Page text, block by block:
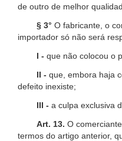
de outro de melhor
§ 3° O fabricante, o
importador só não será
I - que não colocou o
II - que, embora haja
defeito inexiste;
III - a culpa exclusiva
Art. 13. O
termos do artigo anterior,